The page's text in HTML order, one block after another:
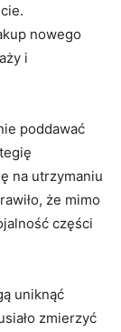
nowego
i⁣
poddawać‌
na utrzymaniu⁣
że mimo
⁢części
uniknąć
zmierzyć